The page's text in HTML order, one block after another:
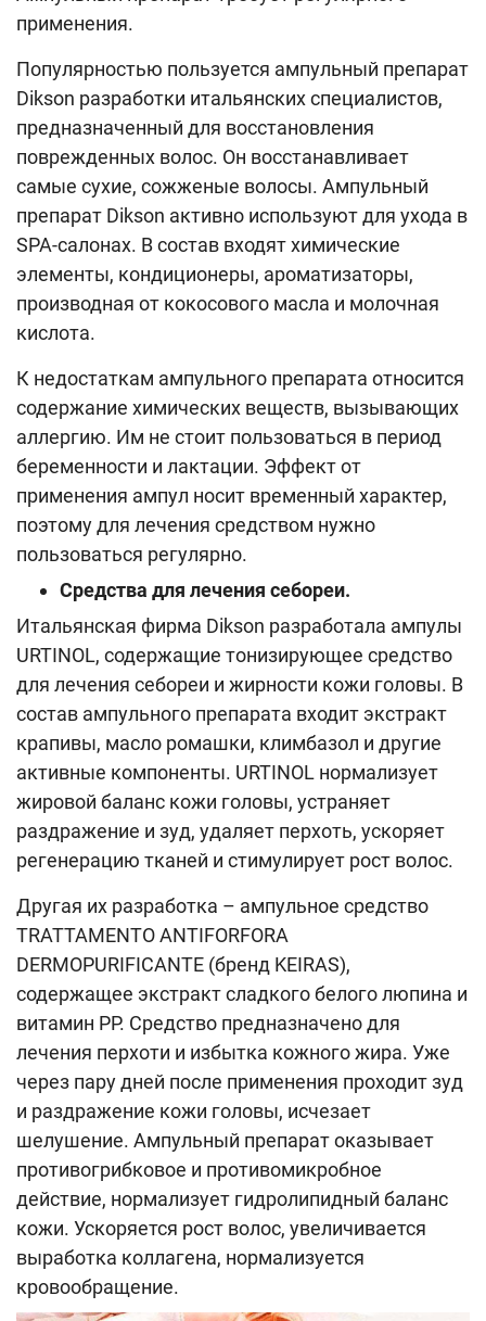
применения.
Популярностью пользуется ампульный препарат
Dikson разработки итальянских специалистов,
предназначенный для восстановления
поврежденных волос. Он восстанавливает
самые сухие, сожженые волосы. Ампульный
препарат Dikson активно используют для ухода в
SPA-салонах. В состав входят химические
элементы, кондиционеры, ароматизаторы,
производная от кокосового масла и молочная
кислота.
К недостаткам ампульного препарата относится
содержание химических веществ, вызывающих
аллергию. Им не стоит пользоваться в период
беременности и лактации. Эффект от
применения ампул носит временный характер,
поэтому для лечения средством нужно
пользоваться регулярно.
Средства для лечения себореи.
Итальянская фирма Dikson разработала ампулы
URTINOL, содержащие тонизирующее средство
для лечения себореи и жирности кожи головы. В
состав ампульного препарата входит экстракт
крапивы, масло ромашки, климбазол и другие
активные компоненты. URTINOL нормализует
жировой баланс кожи головы, устраняет
раздражение и зуд, удаляет перхоть, ускоряет
регенерацию тканей и стимулирует рост волос.
Другая их разработка – ампульное средство
TRATTAMENTO ANTIFORFORA
DERMOPURIFICANTE (бренд KEIRAS),
содержащее экстракт сладкого белого люпина и
витамин РР. Средство предназначено для
лечения перхоти и избытка кожного жира. Уже
через пару дней после применения проходит зуд
и раздражение кожи головы, исчезает
шелушение. Ампульный препарат оказывает
противогрибковое и противомикробное
действие, нормализует гидролипидный баланс
кожи. Ускоряется рост волос, увеличивается
выработка коллагена, нормализуется
кровообращение.